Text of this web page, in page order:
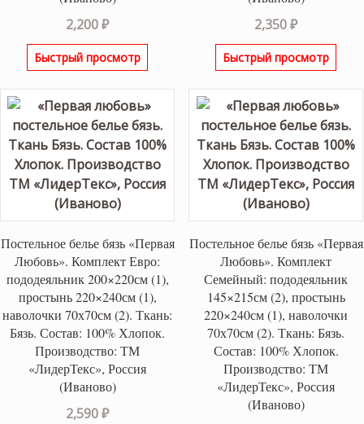
2,200₽
Быстрый просмотр
2,350₽
Быстрый просмотр
Постельное белье бязь «Первая
Любовь». Комплект Евро:
пододеяльник 200×220см (1),
простынь 220×240см (1),
наволочки 70х70см (2). Ткань:
Бязь. Состав: 100% Хлопок.
Производство: ТМ
«ЛидерТекс», Россия
(Иваново)
2,590₽
Постельное белье бязь «Первая
Любовь». Комплект
Семейный: пододеяльник
145×215см (2), простынь
220×240см (1), наволочки
70х70см (2). Ткань: Бязь.
Состав: 100% Хлопок.
Производство: ТМ
«ЛидерТекс», Россия
(Иваново)